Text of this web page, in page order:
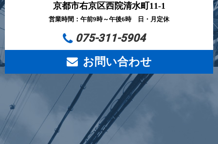
京都市右京区西院清水町11-1
営業時間：午前9時～午後6時 日・月定休
075-311-5904
お問い合わせ